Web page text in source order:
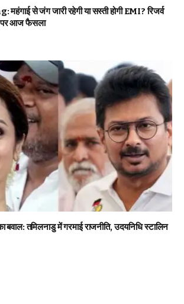
से जंग जारी रहेगी या सस्ती होगी EMI? रिजर्व
पर आज फैसला
बवाल: तमिलनाडु में गरमाई राजनीति, उदयनिधि स्टालिन